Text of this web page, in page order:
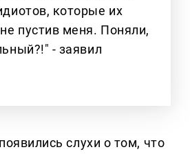
которые их
пустив меня. Поняли,
- заявил
слухи о том, что